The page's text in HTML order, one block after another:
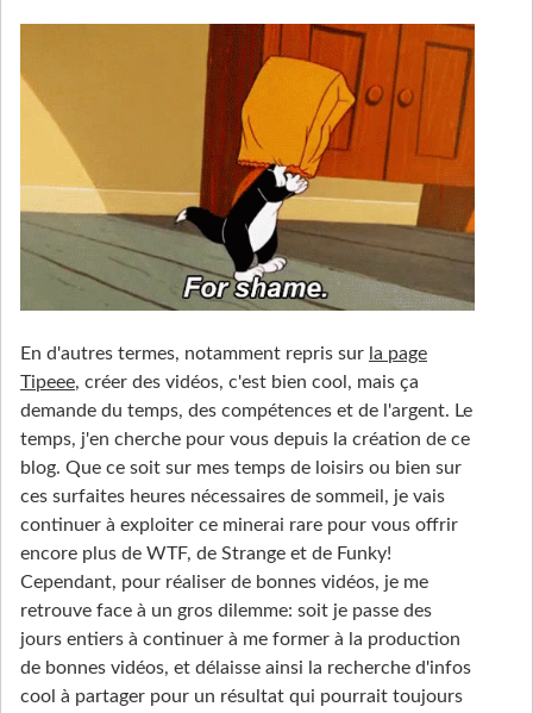
En d'autres termes, notamment repris sur la page
Tipeee, créer des vidéos, c'est bien cool, mais ça
demande du temps, des compétences et de l'argent. Le
temps, j'en cherche pour vous depuis la création de ce
blog. Que ce soit sur mes temps de loisirs ou bien sur
ces surfaites heures nécessaires de sommeil, je vais
continuer à exploiter ce minerai rare pour vous offrir
encore plus de WTF, de Strange et de Funky!
Cependant, pour réaliser de bonnes vidéos, je me
retrouve face à un gros dilemme: soit je passe des
jours entiers à continuer à me former à la production
de bonnes vidéos, et délaisse ainsi la recherche d'infos
cool à partager pour un résultat qui pourrait toujours